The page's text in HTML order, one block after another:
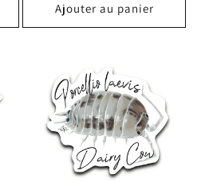
Ajouter au panier